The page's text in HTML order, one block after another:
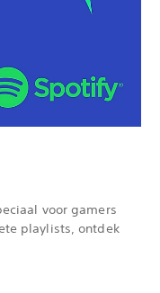
voor gamers
playlists, ontdek